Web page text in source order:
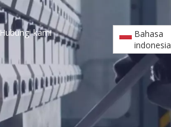
Hubungi kami
Bahasa
indonesia